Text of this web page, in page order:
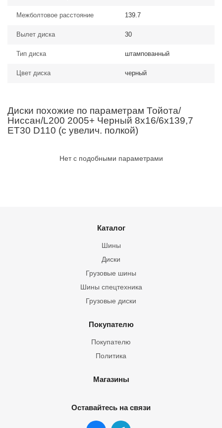
Межболтовое расстояние 139.7
Вылет диска 30
Тип диска штампованный
Цвет диска черный
Диски похожие по параметрам Тойота/
Ниссан/L200 2005+ Черный 8x16/6x139,7
ET30 D110 (с увелич. полкой)
Нет с подобными параметрами
Каталог
Шины
Грузовые шины
Шины спецтехника
Диски
Грузовые диски
Покупателю
Покупателю
Политика
Магазины
Оставайтесь на связи